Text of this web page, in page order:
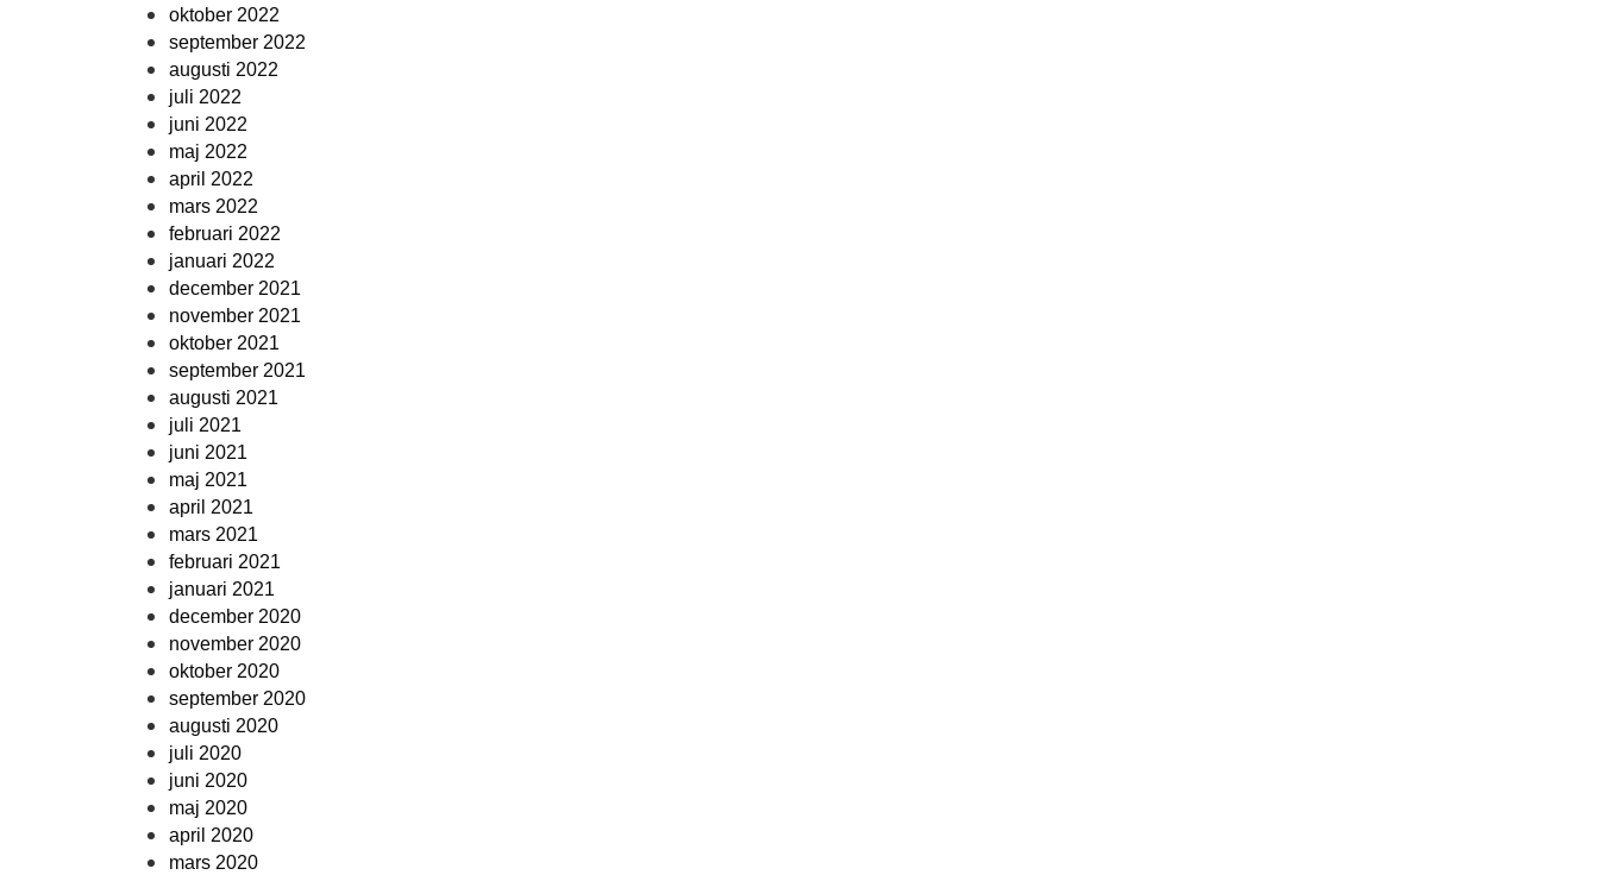
oktober 2022
september 2022
augusti 2022
juli 2022
juni 2022
maj 2022
april 2022
mars 2022
februari 2022
januari 2022
december 2021
november 2021
oktober 2021
september 2021
augusti 2021
juli 2021
juni 2021
maj 2021
april 2021
mars 2021
februari 2021
januari 2021
december 2020
november 2020
oktober 2020
september 2020
augusti 2020
juli 2020
juni 2020
maj 2020
april 2020
mars 2020